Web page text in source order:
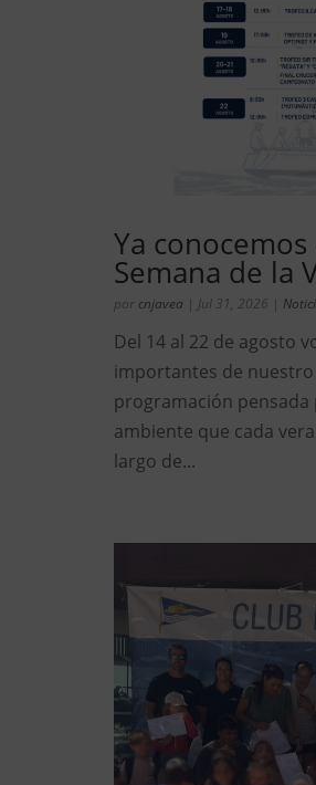
Ya
Semana de la
por cnjavea | Jul 31, 2026 |
Del 14 al 22 de agosto
importantes de
programación
ambiente que cada
largo de...